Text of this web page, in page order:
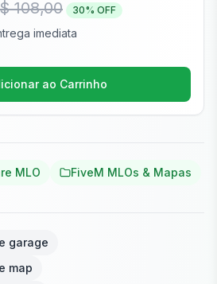
108,00 30% OFF
imediata
ao Carrinho
MLO FiveM MLOs & Mapas
garage
map